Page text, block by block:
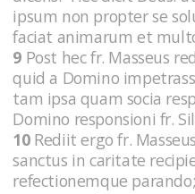
ipsum non propter se
faciat animarum et
9 Post hec fr. Masseus
quid a Domino
tam ipsa quam socia
Domino responsioni fr.
10 Rediit ergo fr.
sanctus in caritate
refectionemque